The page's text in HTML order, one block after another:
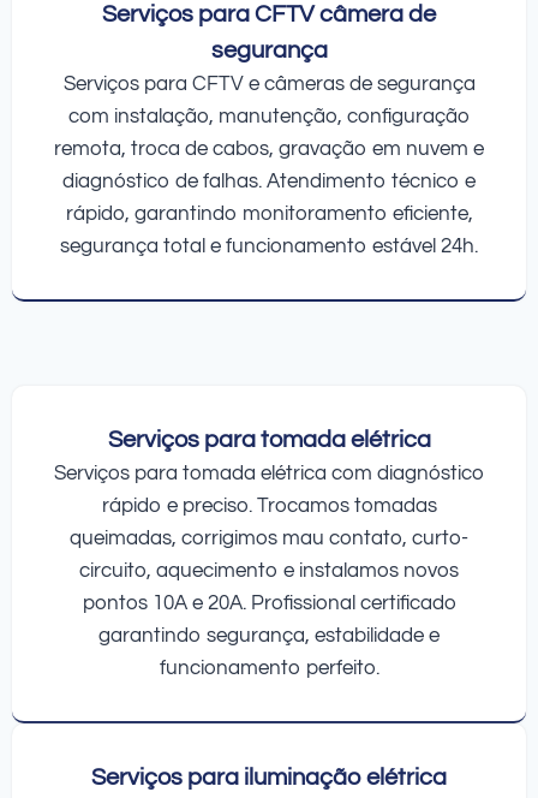
Serviços para CFTV câmera de
segurança
Serviços para CFTV e câmeras de segurança
com instalação, manutenção, configuração
remota, troca de cabos, gravação em nuvem e
diagnóstico de falhas. Atendimento técnico e
rápido, garantindo monitoramento eficiente,
segurança total e funcionamento estável 24h.
Serviços para tomada elétrica
Serviços para tomada elétrica com diagnóstico
rápido e preciso. Trocamos tomadas
queimadas, corrigimos mau contato, curto-
circuito, aquecimento e instalamos novos
pontos 10A e 20A. Profissional certificado
garantindo segurança, estabilidade e
funcionamento perfeito.
Serviços para iluminação elétrica